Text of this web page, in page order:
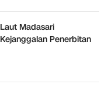
Madasari
Penerbitan